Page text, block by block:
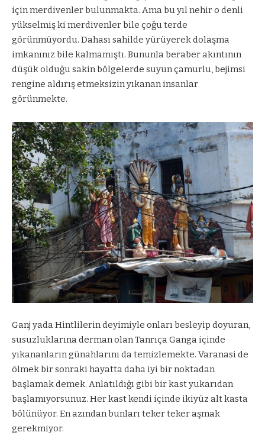
için merdivenler bulunmakta. Ama bu yıl nehir o denli
yükselmiş ki merdivenler bile çoğu terde
görünmüyordu. Dahası sahilde yürüyerek dolaşma
imkanınız bile kalmamıştı. Bununla beraber akıntının
düşük olduğu sakin bölgelerde suyun çamurlu, bejimsi
rengine aldırış etmeksizin yıkanan insanlar
görünmekte.
Ganj yada Hintlilerin deyimiyle onları besleyip doyuran,
susuzluklarına derman olan Tanrıça Ganga içinde
yıkananların günahlarını da temizlemekte. Varanasi de
ölmek bir sonraki hayatta daha iyi bir noktadan
başlamak demek. Anlatıldığı gibi bir kast yukarıdan
başlamıyorsunuz. Her kast kendi içinde ikiyüz alt kasta
bölünüyor. En azından bunları teker teker aşmak
gerekmiyor.